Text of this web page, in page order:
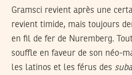
Gramsci revient après une
revient timide, mais toujours
en fil de fer de Nuremberg.
souffle en faveur de son néo-
les latinos et les férus des